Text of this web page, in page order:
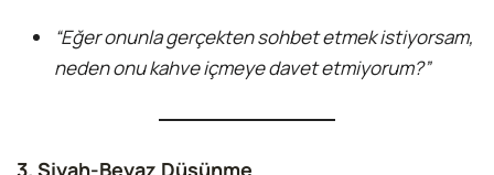
“Eğer onunla gerçekten sohbet etmek istiyorsam,
neden onu kahve içmeye davet etmiyorum?”
3. Siyah-Beyaz Düşünme